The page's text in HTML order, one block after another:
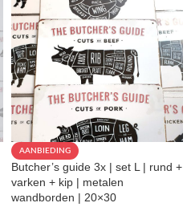
AANBIEDING
Butcher’s guide 3x | set L | rund +
varken + kip | metalen
wandborden | 20×30